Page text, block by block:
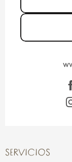
SERVICIOS